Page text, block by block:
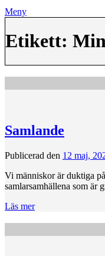
Meny
Etikett:
Samlande
Publicerad den 12 maj,
Vi människor är duktiga
samlarsamhällena som
Läs mer